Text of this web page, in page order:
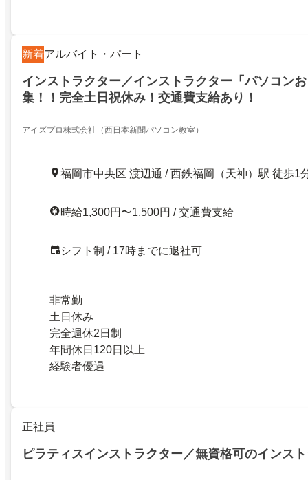
新着アルバイト・パート
インストラクター／インストラクター「パソコン
集！！完全土日祝休み！交通費支給あり！
アイズプロ株式会社（西日本新聞パソコン教室）
福岡市中央区 渡辺通 / 西鉄福岡（天神）駅 徒歩1
時給1,300円〜1,500円 / 交通費支給
シフト制 / 17時までに退社可
非常勤
土日休み
完全週休2日制
年間休日120日以上
経験者優遇
正社員
ピラティスインストラクター／無資格可のインス